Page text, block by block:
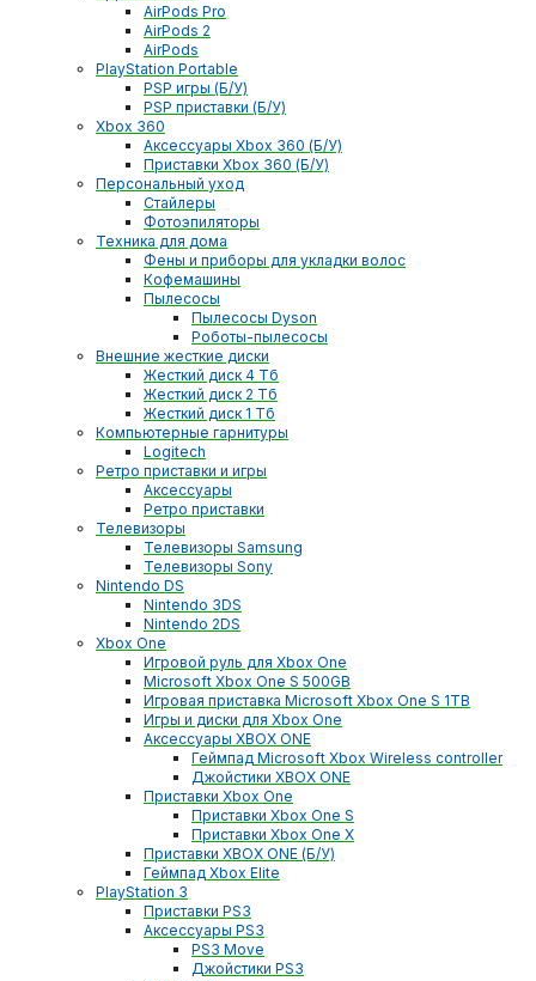
AirPods Pro
AirPods 2
AirPods
PlayStation Portable
PSP игры (Б/У)
PSP приставки (Б/У)
Xbox 360
Аксессуары Xbox 360 (Б/У)
Приставки Xbox 360 (Б/У)
Персональный уход
Стайлеры
Фотоэпиляторы
Техника для дома
Фены и приборы для укладки волос
Кофемашины
Пылесосы
Пылесосы Dyson
Роботы-пылесосы
Внешние жесткие диски
Жесткий диск 4 Тб
Жесткий диск 2 Тб
Жесткий диск 1 Тб
Компьютерные гарнитуры
Logitech
Ретро приставки и игры
Аксессуары
Ретро приставки
Телевизоры
Телевизоры Samsung
Телевизоры Sony
Nintendo DS
Nintendo 3DS
Nintendo 2DS
Xbox One
Игровой руль для Xbox One
Microsoft Xbox One S 500GB
Игровая приставка Microsoft Xbox One S 1TB
Игры и диски для Xbox One
Аксессуары XBOX ONE
Геймпад Microsoft Xbox Wireless controller
Джойстики XBOX ONE
Приставки Xbox One
Приставки Xbox One S
Приставки Xbox One X
Приставки XBOX ONE (Б/У)
Геймпад Xbox Elite
PlayStation 3
Приставки PS3
Аксессуары PS3
PS3 Move
Джойстики PS3